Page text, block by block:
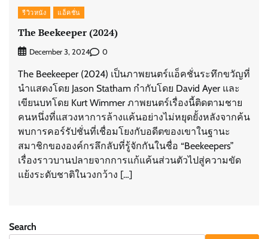
รีวิวหนัง แอ็คชั่น
The Beekeeper (2024)
December 3, 2024 0
The Beekeeper (2024) เป็นภาพยนตร์แอ็คชั่นระทึกขวัญที่
นำแสดงโดย Jason Statham กำกับโดย David Ayer และ
เขียนบทโดย Kurt Wimmer ภาพยนตร์เรื่องนี้ติดตามชาย
คนหนึ่งที่แสวงหาการล้างแค้นอย่างไม่หยุดยั้งหลังจากค้น
พบการคอร์รัปชั่นที่เชื่อมโยงกับอดีตของเขาในฐานะ
สมาชิกขององค์กรลึกลับที่รู้จักกันในชื่อ “Beekeepers”
เรื่องราวบานปลายจากการแก้แค้นส่วนตัวไปสู่ความขัด
แย้งระดับชาติในวงกว้าง […]
Search